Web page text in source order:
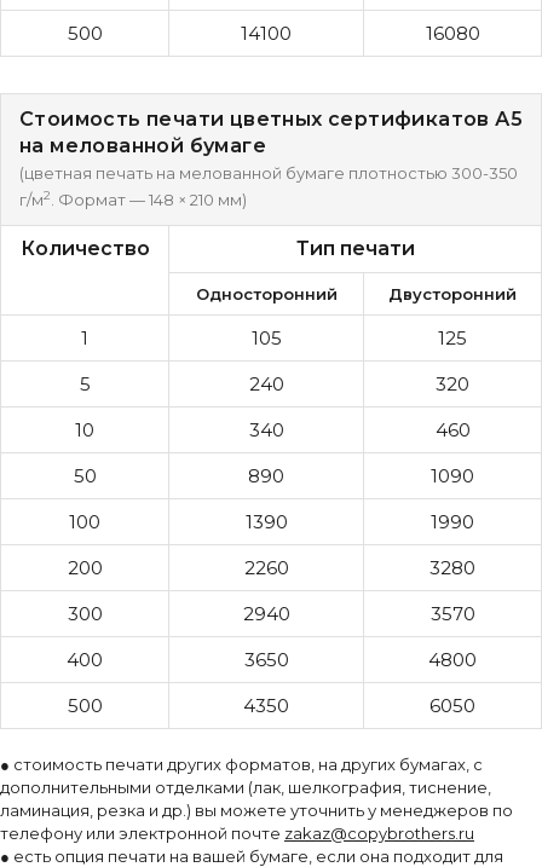
500
14100 16080
Стоимость печати цветных сертификатов А5
на мелованной бумаге
(цветная печать на мелованной бумаге плотностью 300-350
г/м2 . Формат — 148 × 210 мм)
Количество Тип печати
Односторонний Двусторонний
1 105
125
5
240
320
10
340
460
50
890
1090
100
1390
1990
200
2260
3280
300
2940
3570
400
3650
4800
500
4350 6050
● стоимость печати других форматов, на других бумагах, с
дополнительными отделками (лак, шелкография, тиснение,
ламинация, резка и др.) вы можете уточнить у менеджеров по
телефону или электронной почте zakaz@copybrothers.ru
● есть опция печати на вашей бумаге, если она подходит для